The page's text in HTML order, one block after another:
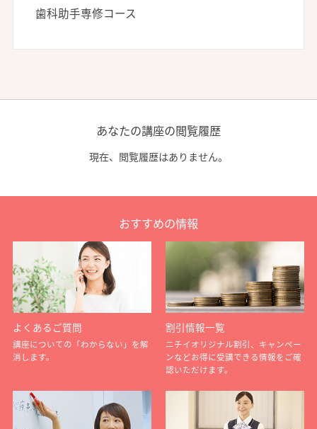
歯科助手専修コース
あなたの講座の閲覧履歴
現在、閲覧履歴はありません。
おすすめの情報
よくあるご質問
講座についての「わからない」を解
消します。
割引情報一覧
ニチイオリジナル割引、キャンペー
ンなどお得に受講できる情報をご確
認いただけます。